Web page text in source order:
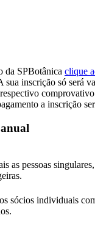
da SPBotânica clique
sua inscrição só será
a inscrição
as pessoas singulares,
sócios individuais